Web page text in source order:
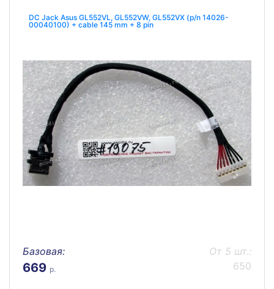
DC Jack Asus GL552VL, GL552VW, GL552VX (p/n 14026-
00040100) + cable 145 mm + 8 pin
Базовая:
669 р.
От 5 шт.:
650